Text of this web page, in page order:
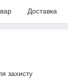
Доставка
захисту